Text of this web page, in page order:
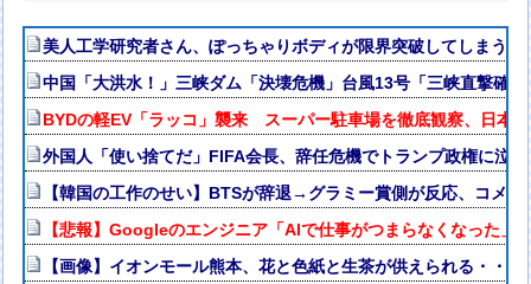
美人工学研究者さん、ぽっちゃりボディが限界突破してしまう
中国「大洪水！」三峡ダム「決壊危機」台風13号「三峡直撃確
BYDの軽EV「ラッコ」襲来 スーパー駐車場を徹底観察、日本
外国人「使い捨てだ」FIFA会長、辞任危機でトランプ政権に泣
【韓国の工作のせい】BTSが辞退→グラミー賞側が反応、コメ
【悲報】Googleのエンジニア「AIで仕事がつまらなくなった」
【画像】イオンモール熊本、花と色紙と生茶が供えられる・・・